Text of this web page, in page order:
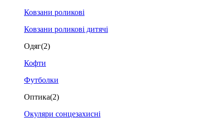
Ковзани роликові
Ковзани роликові дитячі
Одяг(2)
Кофти
Футболки
Оптика(2)
Окуляри сонцезахисні